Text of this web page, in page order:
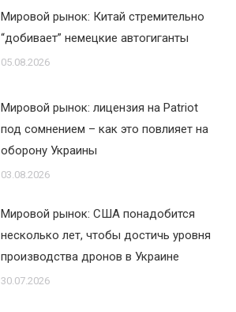
Мировой рынок: Китай стремительно
“добивает” немецкие автогиганты
05.08.2026
Мировой рынок: лицензия на Patriot
под сомнением – как это повлияет на
оборону Украины
03.08.2026
Мировой рынок: США понадобится
несколько лет, чтобы достичь уровня
производства дронов в Украине
30.07.2026